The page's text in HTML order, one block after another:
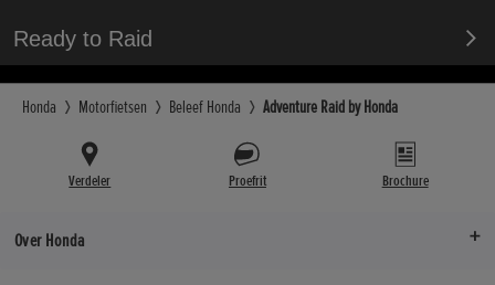
Ready to Raid
Honda Motorfietsen Beleef Honda Adventure Raid by Honda
Verdeler Proefrit Brochure
Over Honda